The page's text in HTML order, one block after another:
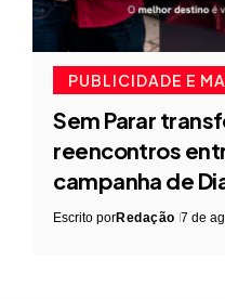
PUBLICIDADE E
Sem Parar
reencontros
campanha de
Escrito porRedação 7 de